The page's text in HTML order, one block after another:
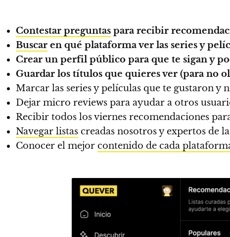
Contestar preguntas para recibir
Buscar en qué plataforma ver las series y
Crear un perfil público para que te sigan y
Guardar los títulos que quieres ver (para no
Marcar las series y películas que te gustaron y
Dejar micro reviews para ayudar a otros
Recibir todos los viernes recomendaciones
Navegar listas creadas nosotros y expertos de
Conocer el mejor contenido de cada